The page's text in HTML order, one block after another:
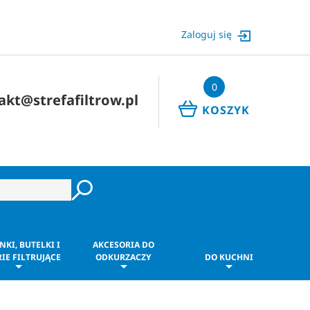
Zaloguj się
0
KOSZYK
BUTELKI I
FILTRUJĄCE
AKCESORIA DO
ODKURZACZY
DO KUCHNI